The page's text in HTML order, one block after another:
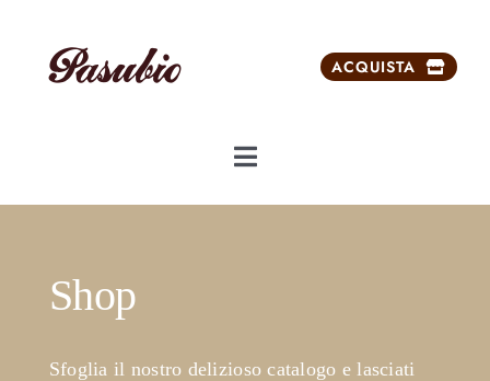
contenuto
ACQUISTA
Toggle
Navigation
Dolci da ricorrenze
Shop
Sfoglia il nostro delizioso catalogo e lasciati